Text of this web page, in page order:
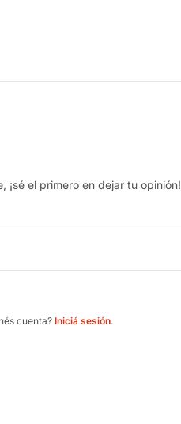
el primero en dejar tu opinión!
cuenta? Iniciá sesión.